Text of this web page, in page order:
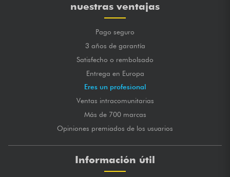
nuestras ventajas
Pago seguro
3 años de garantía
Satisfecho o rembolsado
Entrega en Europa
Eres un profesional
Ventas intracomunitarias
Más de 700 marcas
Opiniones premiados de los usuarios
Información útil